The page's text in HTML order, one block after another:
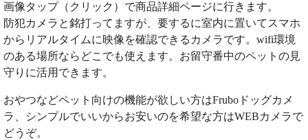
画像タップ（クリック）で商品詳細ページに行きます。
防犯カメラと銘打ってますが、要するに室内に置いてスマホ
からリアルタイムに映像を確認できるカメラです。wifi環境
のある場所ならどこでも使えます。お留守番中のペットの見
守りに活用できます。
おやつなどペット向けの機能が欲しい方はFruboドッグカメ
ラ、シンプルでいいからお安いのを希望な方はWEBカメラで
どうぞ。